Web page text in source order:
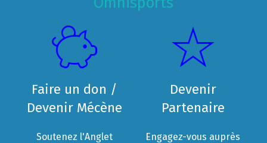
Faire un don /
Devenir Mécène
Soutenez l'Anglet
Devenir
Partenaire
Engagez-vous auprès